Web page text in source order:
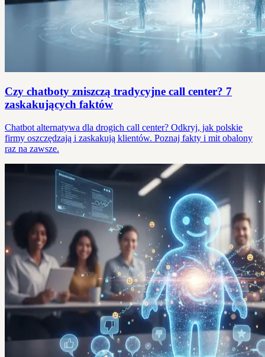
Czy chatboty zniszczą tradycyjne call center? 7
zaskakujących faktów
Chatbot alternatywa dla drogich call center? Odkryj, jak polskie
firmy oszczędzają i zaskakują klientów. Poznaj fakty i mit obalony
raz na zawsze.